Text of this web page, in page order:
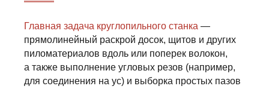
Главная задача круглопильного станка —
прямолинейный раскрой досок, щитов и других
пиломатериалов вдоль или поперек волокон,
а также выполнение угловых резов (например,
для соединения на ус) и выборка простых пазов